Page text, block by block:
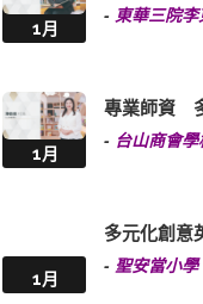
1月
- 東華三院
1月
專業師資
- 台山商會學
1月
多元化創
- 聖安當小學